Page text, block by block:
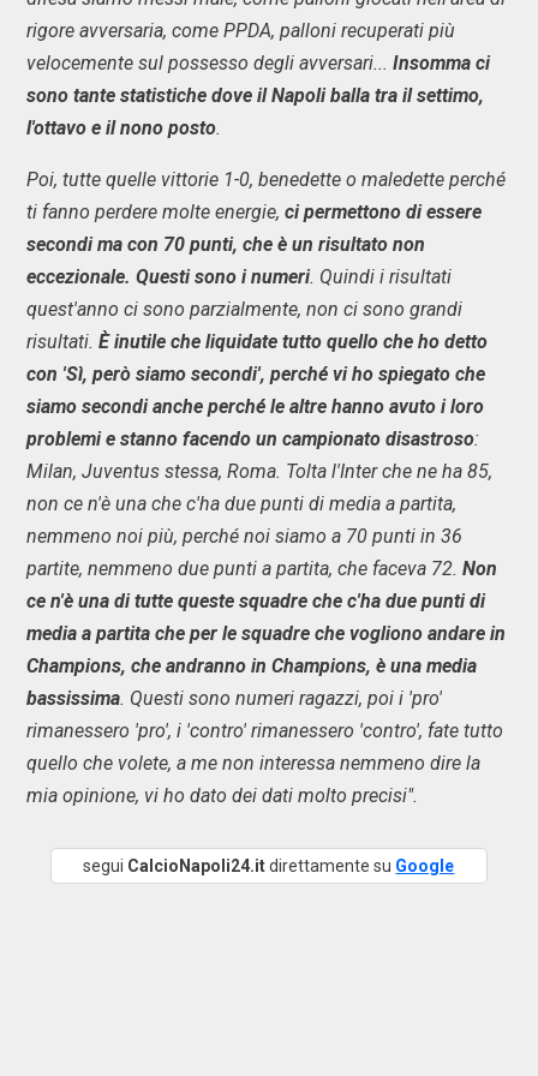
rigore avversaria, come PPDA, palloni recuperati più
velocemente sul possesso degli avversari... Insomma ci
sono tante statistiche dove il Napoli balla tra il settimo,
l'ottavo e il nono posto.
Poi, tutte quelle vittorie 1-0, benedette o maledette perché
ti fanno perdere molte energie, ci permettono di essere
secondi ma con 70 punti, che è un risultato non
eccezionale. Questi sono i numeri. Quindi i risultati
quest'anno ci sono parzialmente, non ci sono grandi
risultati. È inutile che liquidate tutto quello che ho detto
con 'Sì, però siamo secondi', perché vi ho spiegato che
siamo secondi anche perché le altre hanno avuto i loro
problemi e stanno facendo un campionato disastroso:
Milan, Juventus stessa, Roma. Tolta l'Inter che ne ha 85,
non ce n'è una che c'ha due punti di media a partita,
nemmeno noi più, perché noi siamo a 70 punti in 36
partite, nemmeno due punti a partita, che faceva 72. Non
ce n'è una di tutte queste squadre che c'ha due punti di
media a partita che per le squadre che vogliono andare in
Champions, che andranno in Champions, è una media
bassissima. Questi sono numeri ragazzi, poi i 'pro'
rimanessero 'pro', i 'contro' rimanessero 'contro', fate tutto
quello che volete, a me non interessa nemmeno dire la
mia opinione, vi ho dato dei dati molto precisi".
segui CalcioNapoli24.itdirettamente su Google